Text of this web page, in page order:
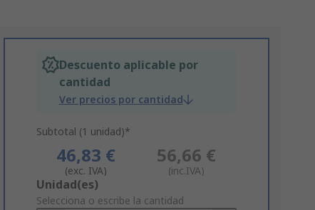
Descuento aplicable por
cantidad
Ver precios por cantidad
Subtotal (1 unidad)*
46,83 €
(exc. IVA)
56,66 €
(inc.IVA)
Add
to
Unidad(es)
Selecciona o escribe la cantidad